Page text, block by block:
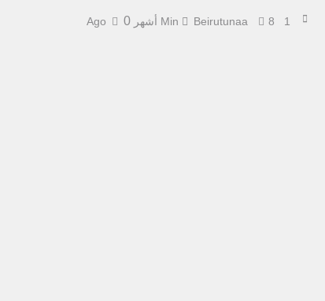
1 Min
Beirutunaa 8 أشهر Ago 0